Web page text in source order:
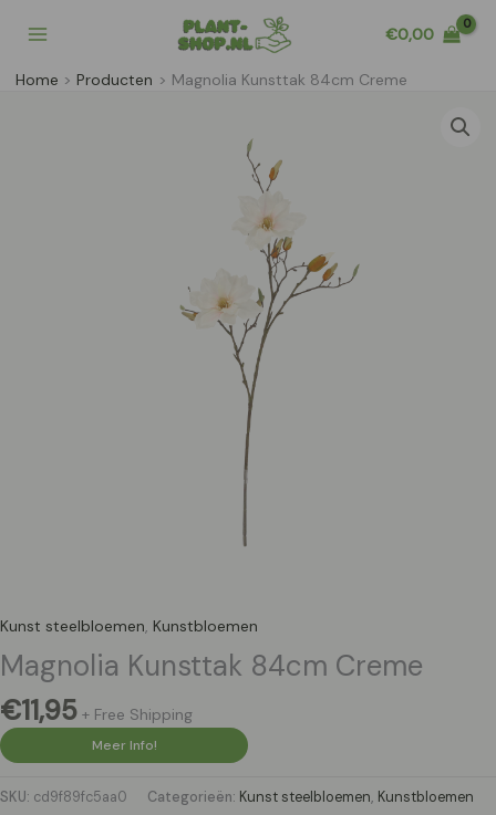
naar
inhoud
€0,00
Home Producten Magnolia Kunsttak 84cm Creme
Kunst steelbloemen, Kunstbloemen
Magnolia Kunsttak 84cm Creme
€11,95 + Free Shipping
Meer Info!
SKU: cd9f89fc5aa0 Categorieën: Kunst steelbloemen, Kunstbloemen